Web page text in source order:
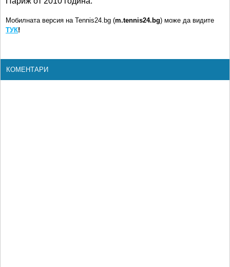
Мобилната версия на Tennis24.bg (m.tennis24.bg) може да видите
ТУК!
КОМЕНТАРИ